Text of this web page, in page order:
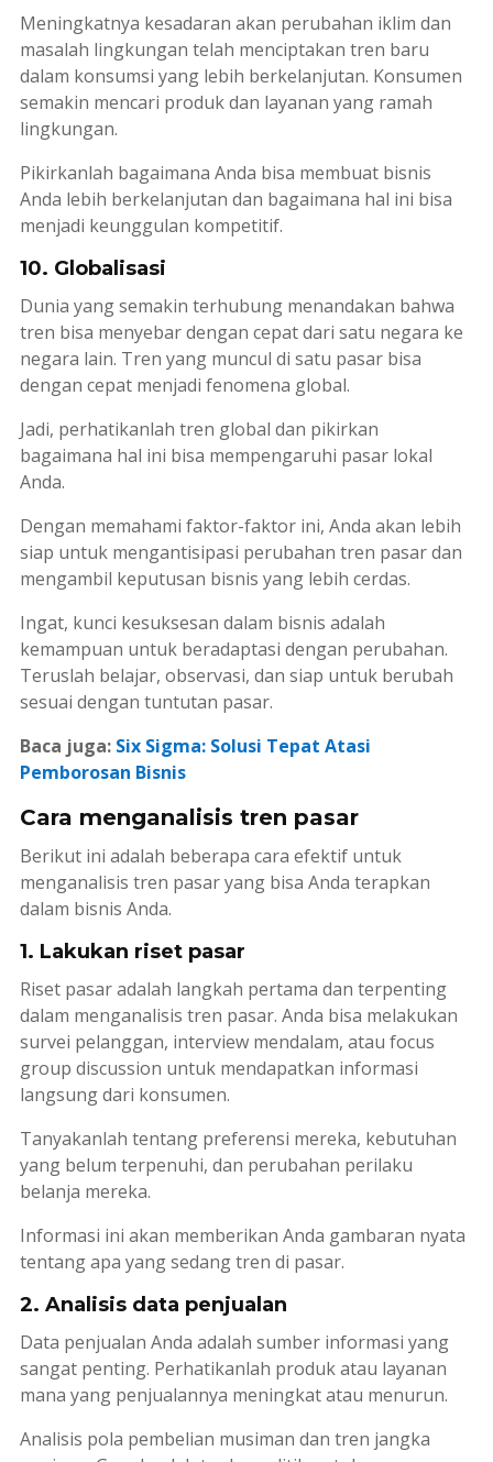
Meningkatnya kesadaran akan perubahan iklim dan
masalah lingkungan telah menciptakan tren baru
dalam konsumsi yang lebih berkelanjutan. Konsumen
semakin mencari produk dan layanan yang ramah
lingkungan.
Pikirkanlah bagaimana Anda bisa membuat bisnis
Anda lebih berkelanjutan dan bagaimana hal ini bisa
menjadi keunggulan kompetitif.
10. Globalisasi
Dunia yang semakin terhubung menandakan bahwa
tren bisa menyebar dengan cepat dari satu negara ke
negara lain. Tren yang muncul di satu pasar bisa
dengan cepat menjadi fenomena global.
Jadi, perhatikanlah tren global dan pikirkan
bagaimana hal ini bisa mempengaruhi pasar lokal
Anda.
Dengan memahami faktor-faktor ini, Anda akan lebih
siap untuk mengantisipasi perubahan tren pasar dan
mengambil keputusan bisnis yang lebih cerdas.
Ingat, kunci kesuksesan dalam bisnis adalah
kemampuan untuk beradaptasi dengan perubahan.
Teruslah belajar, observasi, dan siap untuk berubah
sesuai dengan tuntutan pasar.
Baca juga: Six Sigma: Solusi Tepat Atasi
Pemborosan Bisnis
Cara menganalisis tren pasar
Berikut ini adalah beberapa cara efektif untuk
menganalisis tren pasar yang bisa Anda terapkan
dalam bisnis Anda.
1. Lakukan riset pasar
Riset pasar adalah langkah pertama dan terpenting
dalam menganalisis tren pasar. Anda bisa melakukan
survei pelanggan, interviewmendalam, atau focus
group discussion untuk mendapatkan informasi
langsung dari konsumen.
Tanyakanlah tentang preferensi mereka, kebutuhan
yang belum terpenuhi, dan perubahan perilaku
belanja mereka.
Informasi ini akan memberikan Anda gambaran nyata
tentang apa yang sedang tren di pasar.
2. Analisis data penjualan
Data penjualan Anda adalah sumber informasi yang
sangat penting. Perhatikanlah produk atau layanan
mana yang penjualannya meningkat atau menurun.
Analisis pola pembelian musiman dan tren jangka